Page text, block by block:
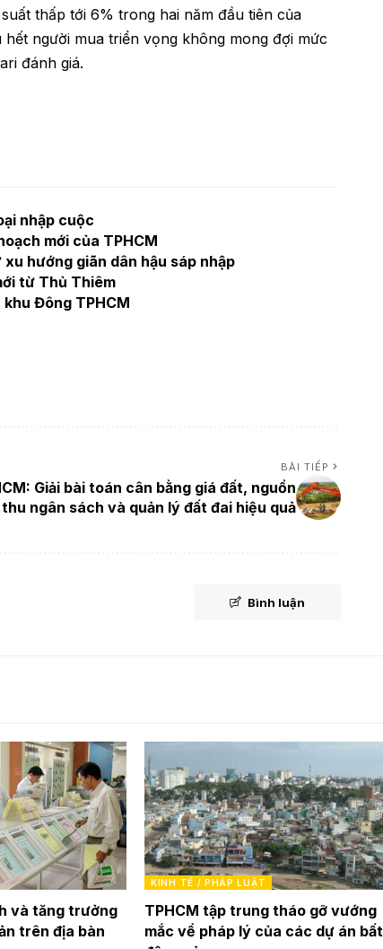
thấp tới 6% trong hai năm đầu tiên của
người mua triển vọng không mong đợi mức
đánh giá.
nhập cuộc
mới của TPHCM
hướng giãn dân hậu sáp nhập
từ Thủ Thiêm
Đông TPHCM
BÀI TIẾP
Giải bài toán cân bằng giá đất, nguồn
thu ngân sách và quản lý đất đai hiệu quả
Bình luận
và tăng trưởng
trên địa bàn
KINH TẾ / PHÁP LUẬT
TPHCM tập trung tháo gỡ vướng
mắc về pháp lý của các dự án bất